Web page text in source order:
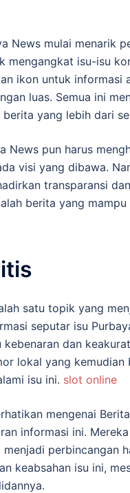
News mulai menarik
mengangkat isu-isu
ikon untuk
luas. Semua ini
yang lebih dari
News pun harus
visi yang dibawa.
transparansi
berita yang
satu topik yang
seputar isu
kebenaran dan
lokal yang
isu ini. slot online
mengenai
informasi ini.
perbincangan
keabsahan isu ini,